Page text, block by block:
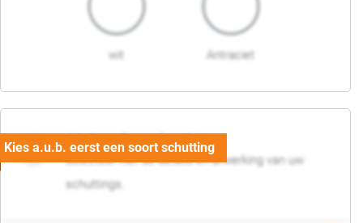
wit Antraciet
03. Detail en afwerking
Selecteer hier de details en afwerking van uw
schuttings.